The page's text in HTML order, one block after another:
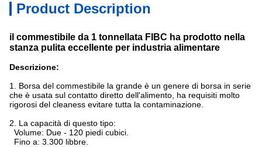
Product Description
il commestibile da 1 tonnellata FIBC ha prodotto nella
stanza pulita eccellente per industria alimentare
Descrizione:
1. Borsa del commestibile la grande è un genere di borsa in serie
che è usata sul contatto diretto dell'alimento, ha requisiti molto
rigorosi del cleaness evitare tutta la contaminazione.
2. La capacità di questo tipo:
Volume: Due - 120 piedi cubici.
Fino a: 3.300 libbre.